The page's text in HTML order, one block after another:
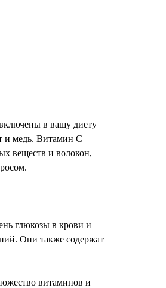
и медь. Витамин С
веществ и волокон,
глюкозы в крови и
Они также содержат
витаминов и